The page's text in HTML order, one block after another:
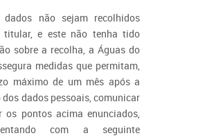
dados não sejam recolhidos
titular, e este não tenha tido
sobre a recolha, a Águas do
medidas que permitam,
máximo de um mês após a
dados pessoais, comunicar
os pontos acima enunciados,
com a seguinte